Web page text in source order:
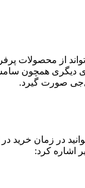
از محصولات
دیگری همچون
ال‌جی صورت گیرد.
در زمان خرید در
اشاره کرد: